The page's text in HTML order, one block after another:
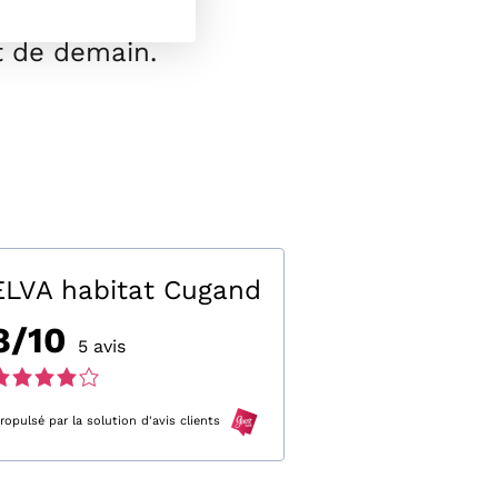
de demain.
habitat Cugand
10
5 avis
par la solution d'avis clients